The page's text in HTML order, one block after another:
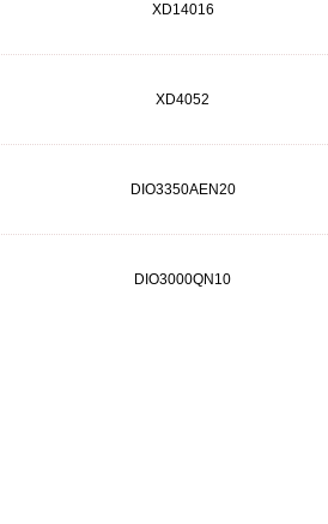
XD14016
XD4052
DIO3350AEN20
DIO3000QN10